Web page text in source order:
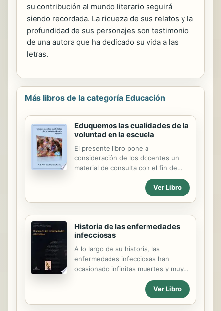
su contribución al mundo literario seguirá
siendo recordada. La riqueza de sus relatos y la
profundidad de sus personajes son testimonio
de una autora que ha dedicado su vida a las
letras.
Más libros de la categoría Educación
Eduquemos las cualidades de la
voluntad en la escuela
El presente libro pone a
consideración de los docentes un
material de consulta con el fin de
que pueda ser empleado de forma
creativa en el proceso de educación
de las cualidades volitivas
escolares. El empleo de este material
debe permitirles actualizar aspectos
teóricos referidos al problema de la
voluntad y sus cualidades. En el
mismo se les proponen también
algunos métodos y técnicas para el
del autodominio y la perseverancia
Ver Libro
Historia de las enfermedades
infecciosas
A lo largo de su historia, las
enfermedades infecciosas han
ocasionado infinitas muertes y muy
humanidad. Y aún hoy, tres de ellas:
el sida, la tuberculosis y el paludismo
Ver Libro